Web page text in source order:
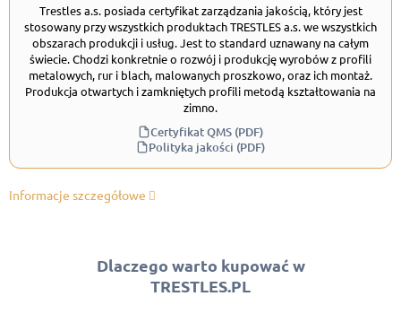
Trestles a.s. posiada certyfikat zarządzania jakością, który jest
stosowany przy wszystkich produktach TRESTLES a.s. we wszystkich
obszarach produkcji i usług. Jest to standard uznawany na całym
świecie. Chodzi konkretnie o rozwój i produkcję wyrobów z profili
metalowych, rur i blach, malowanych proszkowo, oraz ich montaż.
Produkcja otwartych i zamkniętych profili metodą kształtowania na
zimno.
Certyfikat QMS (PDF)
Polityka jakości (PDF)
Informacje szczegółowe
Dlaczego warto kupować w
TRESTLES.PL